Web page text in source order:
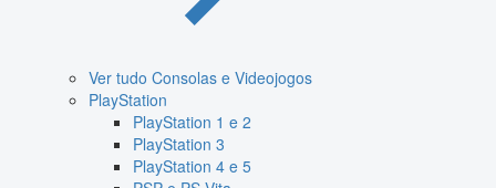
Ver tudo Consolas e Videojogos
PlayStation
PlayStation 1 e 2
PlayStation 3
PlayStation 4 e 5